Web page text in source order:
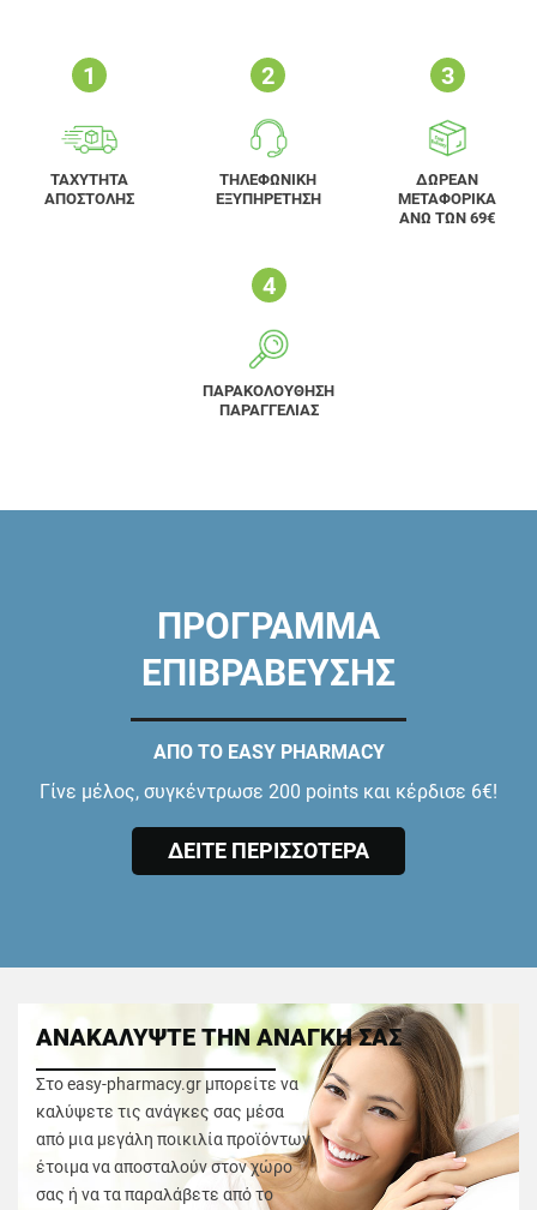
ΤΑΧΥΤΗΤΑ
ΑΠΟΣΤΟΛΗΣ
ΤΗΛΕΦΩΝΙΚΗ
ΕΞΥΠΗΡΕΤΗΣΗ
ΔΩΡΕΑΝ
ΜΕΤΑΦΟΡΙΚΑ
ΑΝΩ ΤΩΝ 69€
ΠΑΡΑΚΟΛΟΥΘΗΣΗ
ΠΑΡΑΓΓΕΛΙΑΣ
ΠΡΟΓΡΑΜΜΑ
ΕΠΙΒΡΑΒΕΥΣΗΣ
ΑΠΟ ΤΟ EASY PHARMACY
Γίνε μέλος, συγκέντρωσε 200 points και κέρδισε 6€!
ΔΕΙΤΕ ΠΕΡΙΣΣΟΤΕΡΑ
ΑΝΑΚΑΛΥΨΤΕ ΤΗΝ ΑΝΑΓΚΗ ΣΑΣ
Στο easy-pharmacy.gr μπορείτε να
καλύψετε τις ανάγκες σας μέσα
από μια μεγάλη ποικιλία προϊόντων
έτοιμα να αποσταλούν στον χώρο
σας ή να τα παραλάβετε από το